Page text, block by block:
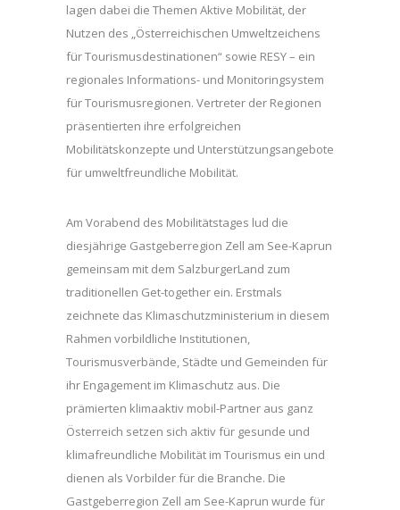
lagen dabei die Themen Aktive Mobilität, der
Nutzen des „Österreichischen Umweltzeichens
für Tourismusdestinationen“ sowie RESY – ein
regionales Informations- und Monitoringsystem
für Tourismusregionen. Vertreter der Regionen
präsentierten ihre erfolgreichen
Mobilitätskonzepte und Unterstützungsangebote
für umweltfreundliche Mobilität.
Am Vorabend des Mobilitätstages lud die
diesjährige Gastgeberregion Zell am See-Kaprun
gemeinsam mit dem SalzburgerLand zum
traditionellen Get-together ein. Erstmals
zeichnete das Klimaschutzministerium in diesem
Rahmen vorbildliche Institutionen,
Tourismusverbände, Städte und Gemeinden für
ihr Engagement im Klimaschutz aus. Die
prämierten klimaaktiv mobil-Partner aus ganz
Österreich setzen sich aktiv für gesunde und
klimafreundliche Mobilität im Tourismus ein und
dienen als Vorbilder für die Branche. Die
Gastgeberregion Zell am See-Kaprun wurde für